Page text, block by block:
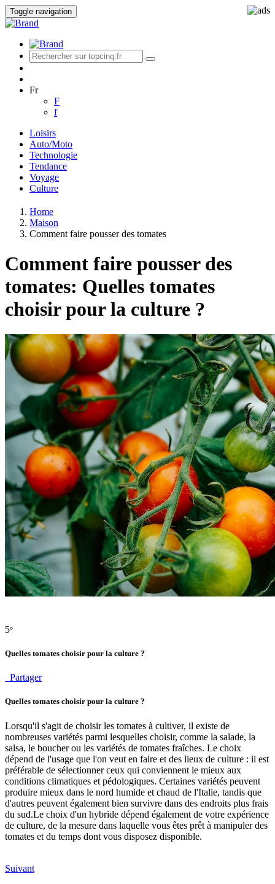
Toggle navigation
Fr
F
f
Loisirs
Auto/Moto
Technologie
Tendance
Voyage
Culture
Home
Maison
Comment faire pousser des tomates
Comment faire pousser des
tomates: Quelles tomates
choisir pour la culture ?
5°
Quelles tomates choisir pour la culture ?
Partager
Quelles tomates choisir pour la culture ?
Lorsqu'il s'agit de choisir les tomates à cultiver, il existe de
nombreuses variétés parmi lesquelles choisir, comme la salade, la
salsa, le boucher ou les variétés de tomates fraîches. Le choix
dépend de l'usage que l'on veut en faire et des lieux de culture : il est
préférable de sélectionner ceux qui conviennent le mieux aux
conditions climatiques et pédologiques. Certaines variétés peuvent
produire mieux dans le nord humide et chaud de l'Italie, tandis que
d'autres peuvent également bien survivre dans des endroits plus frais
du sud.Le choix d'un hybride dépend également de votre expérience
de culture, de la mesure dans laquelle vous êtes prêt à manipuler des
tomates et du temps dont vous disposez disponible.
Suivant